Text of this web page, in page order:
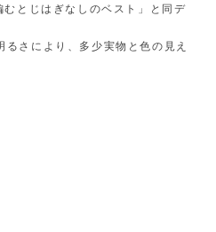
とじはぎなしのベスト」と同デ
さにより、多少実物と色の見え